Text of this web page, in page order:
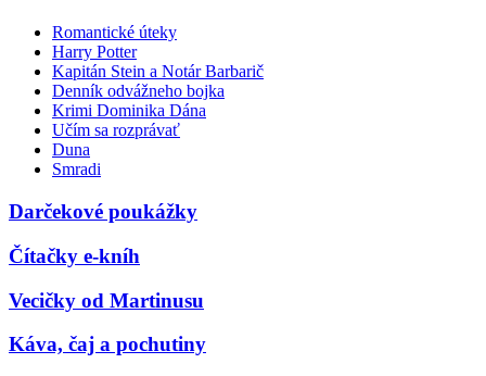
Romantické úteky
Harry Potter
Kapitán Stein a Notár Barbarič
Denník odvážneho bojka
Krimi Dominika Dána
Učím sa rozprávať
Duna
Smradi
Darčekové poukážky
Čítačky e-kníh
Vecičky od Martinusu
Káva, čaj a pochutiny